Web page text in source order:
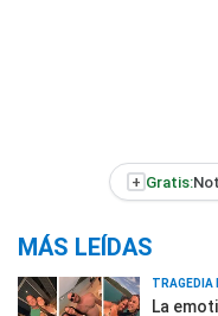
+ Gratis:
MÁS LEÍDAS
TRAGEDIA
La